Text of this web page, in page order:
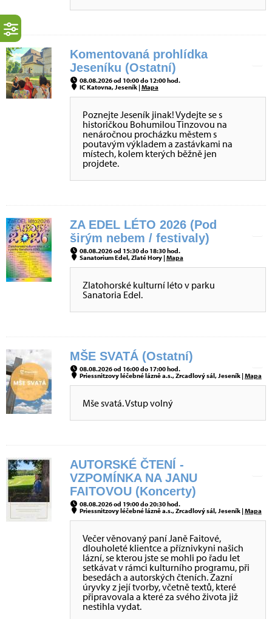
Komentovaná prohlídka
Jeseníku (Ostatní)
08.08.2026 od 10:00 do 12:00 hod.
IC Katovna, Jeseník |Mapa
Poznejte Jeseník jinak! Vydejte se s
historičkou Bohumilou Tinzovou na
nenáročnou procházku městem s
poutavým výkladem a zastávkami na
místech, kolem kterých běžně jen
projdete.
ZA EDEL LÉTO 2026 (Pod
širým nebem / festivaly)
08.08.2026 od 15:30 do 18:30 hod.
Sanatorium Edel, Zlaté Hory |Mapa
Zlatohorské kulturní léto v parku
Sanatoria Edel.
MŠE SVATÁ (Ostatní)
08.08.2026 od 16:00 do 17:00 hod.
Priessnitzovy léčebné lázně a.s., Zrcadlový sál, Jeseník |Mapa
Mše svatá. Vstup volný
AUTORSKÉ ČTENÍ -
VZPOMÍNKA NA JANU
FAITOVOU (Koncerty)
08.08.2026 od 19:00 do 20:30 hod.
Priessnitzovy léčebné lázně a.s., Zrcadlový sál, Jeseník |Mapa
Večer věnovaný paní Janě Faitové,
dlouholeté klientce a příznivkyni našich
lázní, se kterou jste se mohli po řadu let
setkávat v rámci kulturního programu, při
besedách a autorských čteních. Zazní
úryvky z její tvorby, včetně textů, které
připravovala a které za svého života již
nestihla vydat.